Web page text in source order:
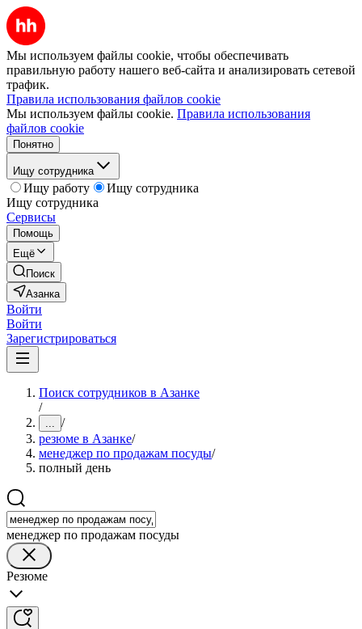
Мы используем файлы cookie, чтобы обеспечивать
правильную работу нашего веб-сайта и анализировать сетевой
трафик.
Правила использования файлов cookie
Мы используем файлы cookie. Правила использования
файлов cookie
Понятно
Ищу сотрудника
Ищу работу
Ищу сотрудника
Ищу сотрудника
Сервисы
Помощь
Ещё
Поиск
Азанка
Войти
Войти
Зарегистрироваться
Поиск сотрудников в Азанке
/
... /
резюме в Азанке/
менеджер по продажам посуды/
полный день
менеджер по продажам посуды
Резюме